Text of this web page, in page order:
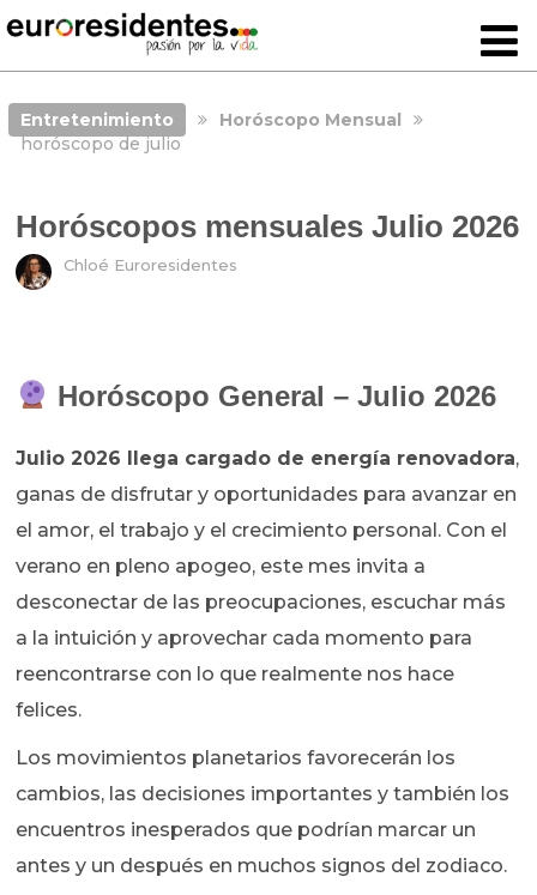
Entretenimiento
Horóscopo Mensual
horóscopo de julio
Horóscopos mensuales Julio 2026
Chloé Euroresidentes
Horóscopo General – Julio 2026
Julio 2026 llega cargado de energía renovadora,
ganas de disfrutar y oportunidades para avanzar en
el amor, el trabajo y el crecimiento personal. Con el
verano en pleno apogeo, este mes invita a
desconectar de las preocupaciones, escuchar más
a la intuición y aprovechar cada momento para
reencontrarse con lo que realmente nos hace
felices.
Los movimientos planetarios favorecerán los
cambios, las decisiones importantes y también los
encuentros inesperados que podrían marcar un
antes y un después en muchos signos del zodiaco.